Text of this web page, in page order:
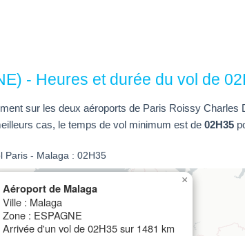
- Heures et durée du vol de
sur les deux aéroports de Paris Roissy
cas, le temps de vol minimum est de 02H35
Paris - Malaga : 02H35
Aéroport de Malaga
Ville : Malaga
Zone : ESPAGNE
Arrivée d'un vol de 02H35 sur 1481 km
×